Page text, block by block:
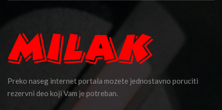
Preko naseg internet portala mozete jednostavno poruciti
rezervni deo koji Vam je potreban.